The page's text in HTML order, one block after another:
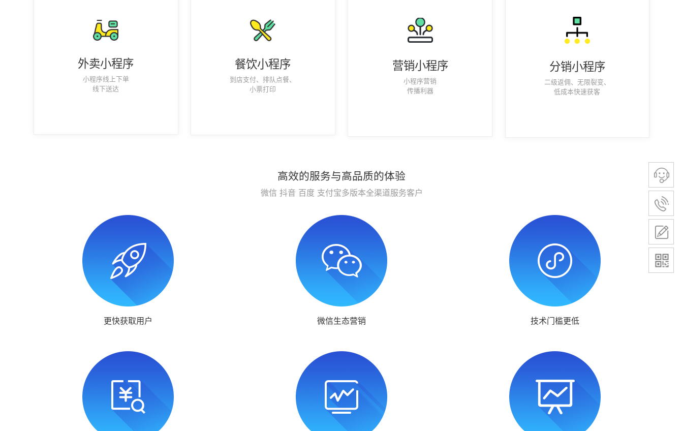
外卖小程序
小程序线上下单
线下送达
餐饮小程序
到店支付、排队点餐、
小票打印
营销小程序
小程序营销
传播利器
分销小程序
二级返佣、无限裂变、
低成本快速获客
高效的服务与高品质的体验
微信 抖音 百度 支付宝多版本全渠道服务客户
更快获取用户 微信生态营销 技术门槛更低